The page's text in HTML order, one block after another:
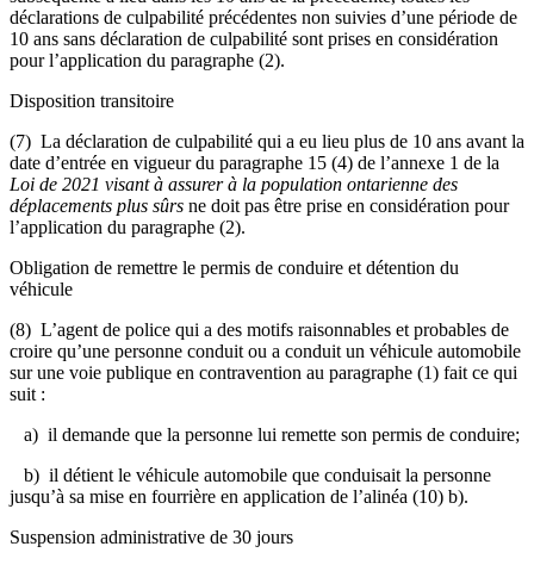
déclarations de culpabilité précédentes non suivies d’une période de
10 ans sans déclaration de culpabilité sont prises en considération
pour l’application du paragraphe (2).
Disposition transitoire
(7) La déclaration de culpabilité qui a eu lieu plus de 10 ans avant la
date d’entrée en vigueur du paragraphe 15 (4) de l’annexe 1 de la
Loi de 2021 visant à assurer à la population ontarienne des
déplacements plus sûrs ne doit pas être prise en considération pour
l’application du paragraphe (2).
Obligation de remettre le permis de conduire et détention du
véhicule
(8) L’agent de police qui a des motifs raisonnables et probables de
croire qu’une personne conduit ou a conduit un véhicule automobile
sur une voie publique en contravention au paragraphe (1) fait ce qui
suit :
a) il demande que la personne lui remette son permis de conduire;
b) il détient le véhicule automobile que conduisait la personne
jusqu’à sa mise en fourrière en application de l’alinéa (10) b).
Suspension administrative de 30 jours